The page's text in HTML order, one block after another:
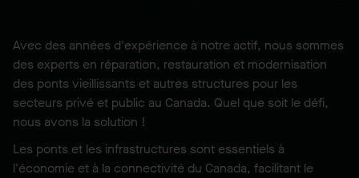
Avec des années d'expérience à notre actif, nous sommes
des experts en réparation, restauration et modernisation
des ponts vieillissants et autres structures pour les
secteurs privé et public au Canada. Quel que soit le défi,
nous avons la solution !
Les ponts et les infrastructures sont essentiels à
l'économie et à la connectivité du Canada, facilitant le